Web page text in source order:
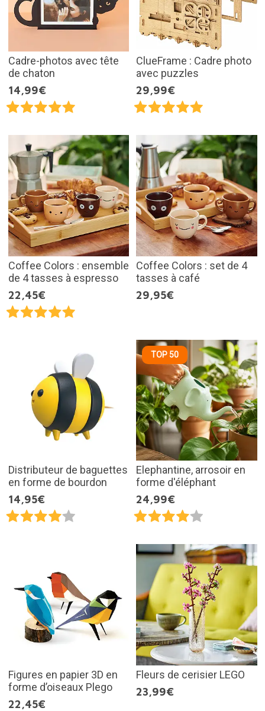
Cadre-photos avec tête
de chaton
14,99€
ClueFrame : Cadre photo
avec puzzles
29,99€
Coffee Colors : ensemble
de 4 tasses à espresso
22,45€
Coffee Colors : set de 4
tasses à café
29,95€
Distributeur de baguettes
en forme de bourdon
14,95€
TOP 50
Elephantine, arrosoir en
forme d'éléphant
24,99€
Figures en papier 3D en
forme d’oiseaux Plego
22,45€
Fleurs de cerisier LEGO
23,99€